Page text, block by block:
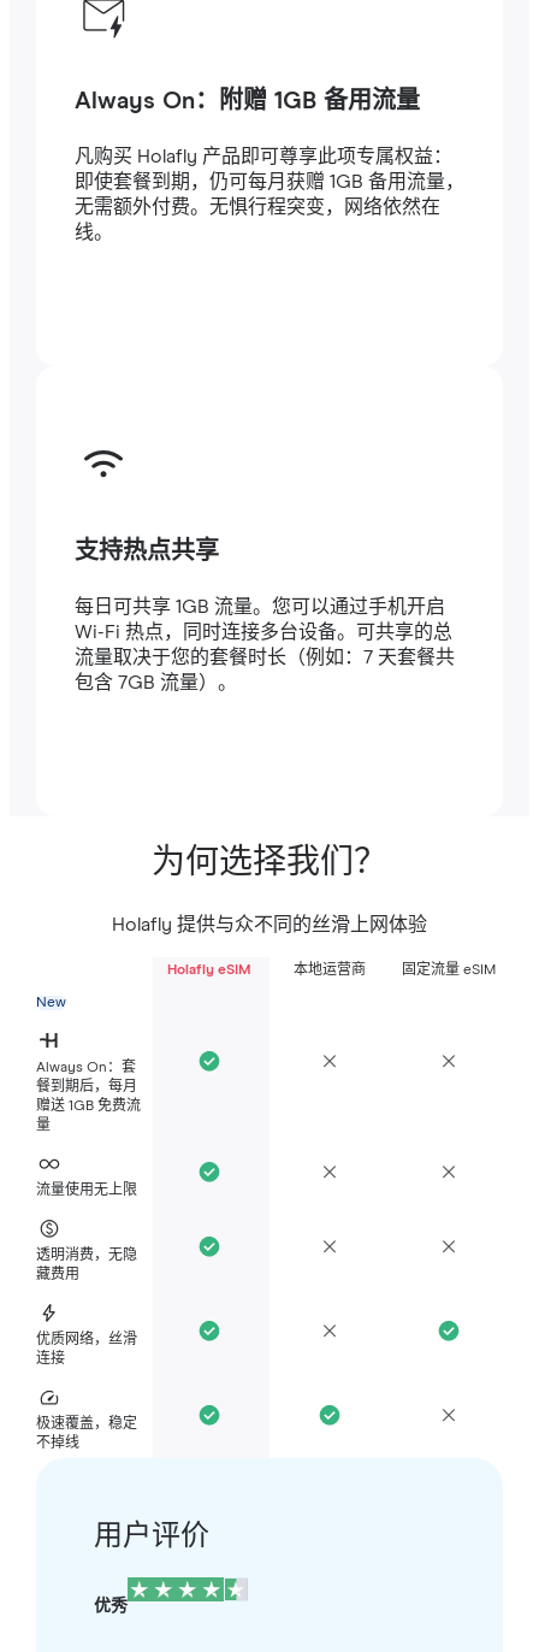
Always On：附赠 1GB 备用流量
凡购买 Holafly 产品即可尊享此项专属权益：
即使套餐到期，仍可每月获赠 1GB 备用流量，
无需额外付费。无惧行程突变，网络依然在
线。
支持热点共享
每日可共享 1GB 流量。您可以通过手机开启
Wi-Fi 热点，同时连接多台设备。可共享的总
流量取决于您的套餐时长（例如：7 天套餐共
包含 7GB 流量）。
为何选择我们？
Holafly 提供与众不同的丝滑上网体验
Holafly eSIM 本地运营商 固定流量 eSIM
New
Always On：套
餐到期后，每月
赠送 1GB 免费流
量
流量使用无上限
透明消费，无隐
藏费用
优质网络，丝滑
连接
极速覆盖，稳定
不掉线
用户评价
优秀